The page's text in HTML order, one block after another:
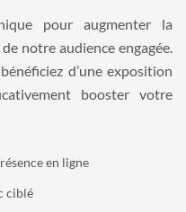
pour augmenter la
notre audience engagée.
d’une exposition
booster votre
en ligne
ciblé